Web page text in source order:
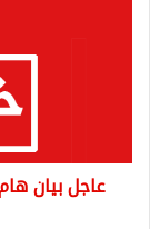
أمام
كـ.ـارثةعاجل بيان